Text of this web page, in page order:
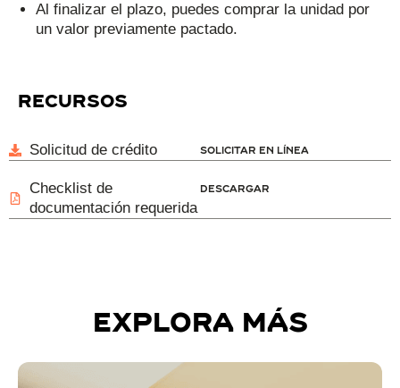
Al finalizar el plazo, puedes comprar la unidad por
un valor previamente pactado.
recursos
Solicitud de crédito Solicitar en línea
Checklist de
documentación requerida
Descargar
explora más